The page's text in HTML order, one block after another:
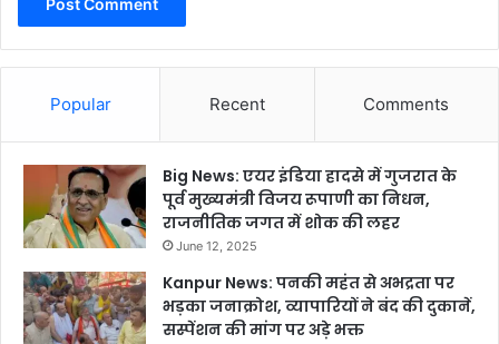
Popular Recent Comments
Big News: एयर इंडिया हादसे में गुजरात के
पूर्व मुख्यमंत्री विजय रूपाणी का निधन,
राजनीतिक जगत में शोक की लहर
June 12, 2025
Kanpur News: पनकी महंत से अभद्रता पर
भड़का जनाक्रोश, व्यापारियों ने बंद की दुकानें,
सस्पेंशन की मांग पर अड़े भक्त